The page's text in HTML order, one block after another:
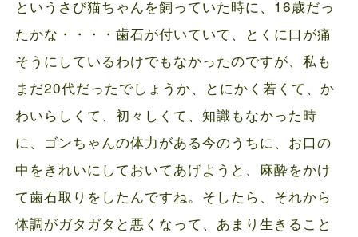
というさび猫ちゃんを飼っていた時に、16歳だっ
たかな・・・・歯石が付いていて、とくに口が痛
そうにしているわけでもなかったのですが、私も
まだ20代だったでしょうか、とにかく若くて、か
わいらしくて、初々しくて、知識もなかった時
に、ゴンちゃんの体力がある今のうちに、お口の
中をきれいにしておいてあげようと、麻酔をかけ
て歯石取りをしたんですね。そしたら、それから
体調がガタガタと悪くなって、あまり生きること